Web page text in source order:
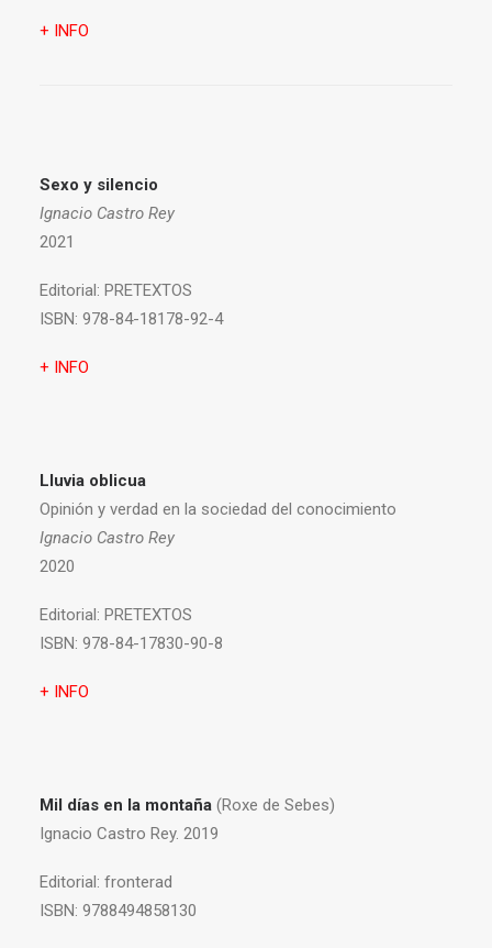
+ INFO
Sexo y silencio
Ignacio Castro Rey
2021
Editorial: PRETEXTOS
ISBN: 978-84-18178-92-4
+ INFO
Lluvia oblicua
Opinión y verdad en la sociedad del conocimiento
Ignacio Castro Rey
2020
Editorial: PRETEXTOS
ISBN: 978-84-17830-90-8
+ INFO
Mil días en la montaña (Roxe de Sebes)
Ignacio Castro Rey. 2019
Editorial: fronterad
ISBN: 9788494858130